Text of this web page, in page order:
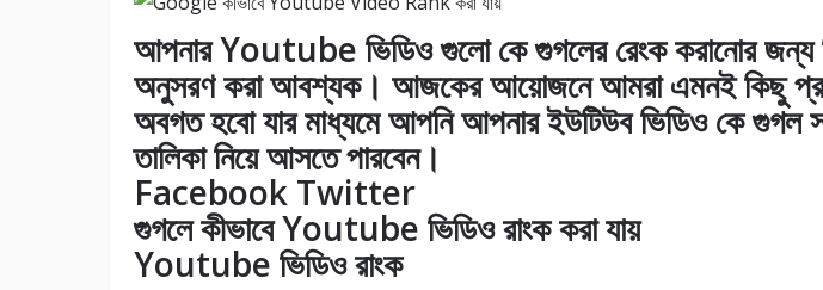
আপনার Youtube ভিডিও গুলো কে গুগলের রেংক করানোর জন্য
অনুসরণ করা আবশ্যক। আজকের আয়োজনে আমরা এমনই কিছু
অবগত হবো যার মাধ্যমে আপনি আপনার ইউটিউব ভিডিও কে গুগল
তালিকা নিয়ে আসতে পারবেন।
Facebook Twitter
গুগলে কীভাবে Youtube ভিডিও রাংক করা যায়
Youtube ভিডিও রাংক